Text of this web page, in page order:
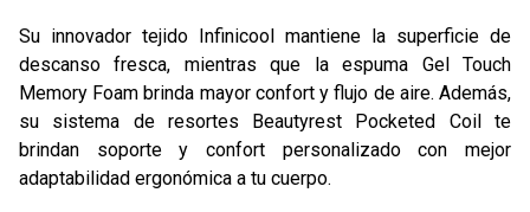
Su innovador tejido Infinicool mantiene la superficie de
descanso fresca, mientras que la espuma Gel Touch
Memory Foam brinda mayor confort y flujo de aire. Además,
su sistema de resortes Beautyrest Pocketed Coil te
brindan soporte y confort personalizado con mejor
adaptabilidad ergonómica a tu cuerpo.